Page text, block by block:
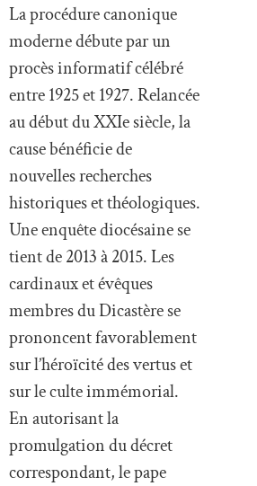
La procédure canonique
moderne débute par un
procès informatif célébré
entre 1925 et 1927. Relancée
au début du XXIe siècle, la
cause bénéficie de
nouvelles recherches
historiques et théologiques.
Une enquête diocésaine se
tient de 2013 à 2015. Les
cardinaux et évêques
membres du Dicastère se
prononcent favorablement
sur l’héroïcité des vertus et
sur le culte immémorial.
En autorisant la
promulgation du décret
correspondant, le pape